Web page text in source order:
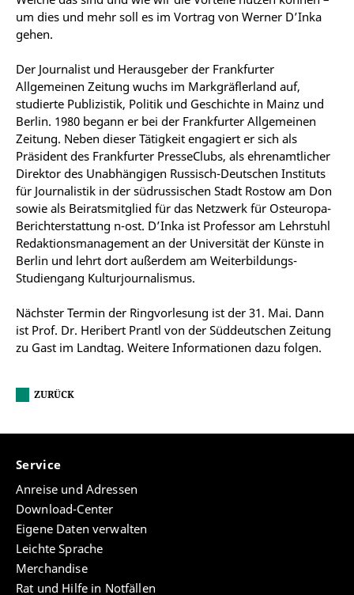
um dies und mehr soll es im Vortrag von Werner D’Inka
gehen.
Der Journalist und Herausgeber der Frankfurter
Allgemeinen Zeitung wuchs im Markgräflerland auf,
studierte Publizistik, Politik und Geschichte in Mainz und
Berlin. 1980 begann er bei der Frankfurter Allgemeinen
Zeitung. Neben dieser Tätigkeit engagiert er sich als
Präsident des Frankfurter PresseClubs, als ehrenamtlicher
Direktor des Unabhängigen Russisch-Deutschen Instituts
für Journalistik in der südrussischen Stadt Rostow am Don
sowie als Beiratsmitglied für das Netzwerk für Osteuropa-
Berichterstattung n-ost. D’Inka ist Professor am Lehrstuhl
Redaktionsmanagement an der Universität der Künste in
Berlin und lehrt dort außerdem am Weiterbildungs-
Studiengang Kulturjournalismus.
Nächster Termin der Ringvorlesung ist der 31. Mai. Dann
ist Prof. Dr. Heribert Prantl von der Süddeutschen Zeitung
zu Gast im Landtag. Weitere Informationen dazu folgen.
ZURÜCK
Service
Anreise und Adressen
Download-Center
Eigene Daten verwalten
Leichte Sprache
Merchandise
Rat und Hilfe in Notfällen